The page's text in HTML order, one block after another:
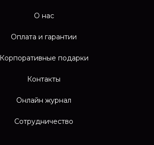
О нас
Оплата и гарантии
Корпоративные подарки
Контакты
Онлайн журнал
Сотрудничество